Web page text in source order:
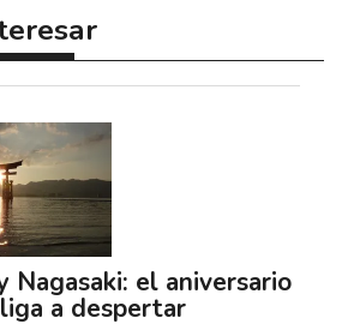
Nagasaki: el aniversario
a despertar